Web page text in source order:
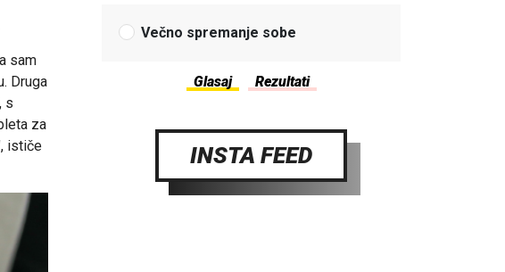
sam
Druga
s
za
ističe
Večno spremanje sobe
INSTA FEED